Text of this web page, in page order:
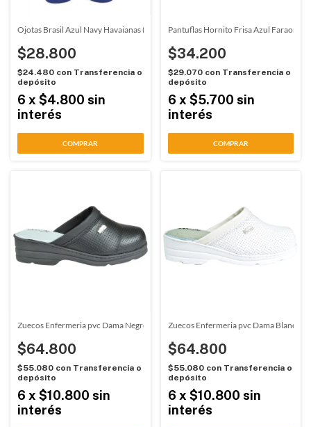
Ojotas Brasil Azul Navy Havaianas (00325)
$28.800
$24.480 con Transferencia o
depósito
6 x $4.800 sin
interés
COMPRAR
Pantuflas Hornito Frisa Azul Faraon
$34.200
$29.070 con Transferencia o
depósito
6 x $5.700 sin
interés
COMPRAR
Zuecos Enfermeria pvc Dama Negro Dra. Vidal (08401)
$64.800
$55.080 con Transferencia o
depósito
6 x $10.800 sin
interés
Zuecos Enfermeria pvc Dama Blanco
$64.800
$55.080 con Transferencia o
depósito
6 x $10.800 sin
interés